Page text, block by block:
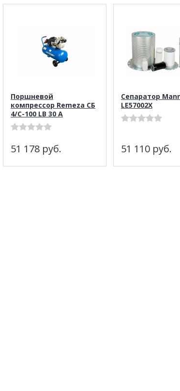
Поршневой
компрессор Remeza СБ
4/С-100 LB 30 A
51 178 руб.
Сепаратор
LE57002X
51 110 руб.